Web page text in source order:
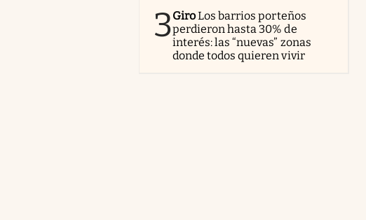
3GiroLos barrios porteños
perdieron hasta 30% de
interés: las “nuevas” zonas
donde todos quieren vivir